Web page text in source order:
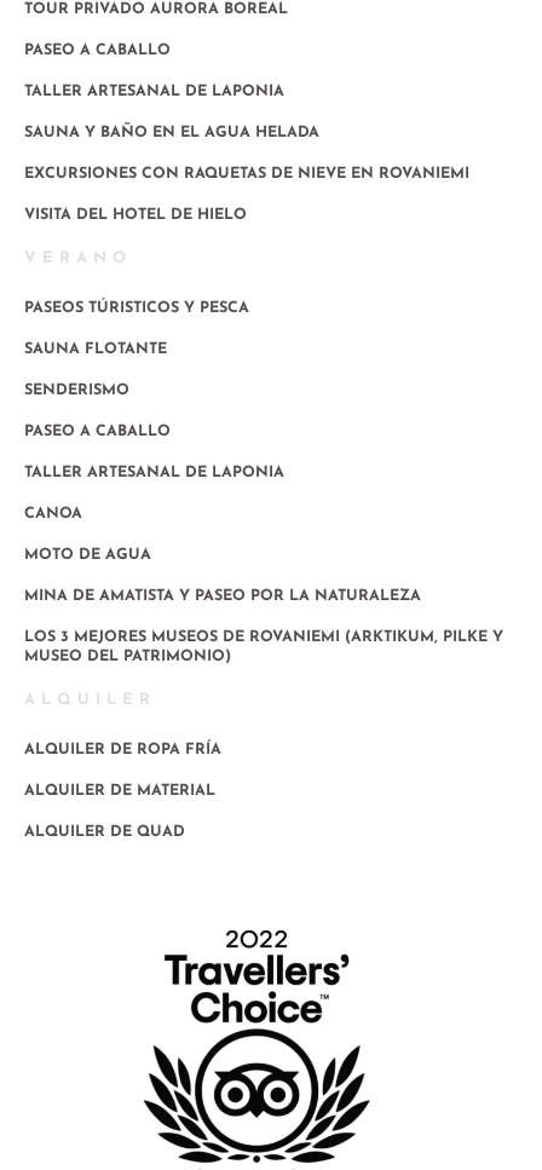
TOUR PRIVADO AURORA BOREAL
PASEO A CABALLO
TALLER ARTESANAL DE LAPONIA
SAUNA Y BAÑO EN EL AGUA HELADA
EXCURSIONES CON RAQUETAS DE NIEVE EN ROVANIEMI
VISITA DEL HOTEL DE HIELO
VERANO
PASEOS TÚRISTICOS Y PESCA
SAUNA FLOTANTE
SENDERISMO
PASEO A CABALLO
TALLER ARTESANAL DE LAPONIA
CANOA
MOTO DE AGUA
MINA DE AMATISTA Y PASEO POR LA NATURALEZA
LOS 3 MEJORES MUSEOS DE ROVANIEMI (ARKTIKUM, PILKE Y
MUSEO DEL PATRIMONIO)
ALQUILER
ALQUILER DE ROPA FRÍA
ALQUILER DE MATERIAL
ALQUILER DE QUAD